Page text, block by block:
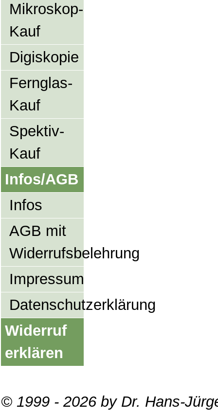
Mikroskop-
Kauf
Digiskopie
Fernglas-
Kauf
Spektiv-
Kauf
Infos/AGB
Infos
AGB mit
Widerrufsbelehrung
Impressum
Datenschutzerklärung
Widerruf
erklären
© 1999 - 2026 by Dr. Hans-